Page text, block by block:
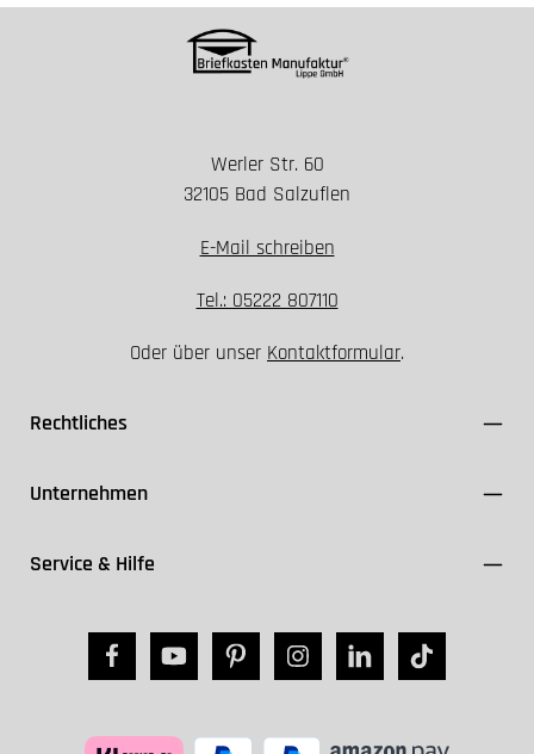
Werler Str. 60
32105 Bad Salzuflen
E-Mail schreiben
Tel.: 05222 807110
Oder über unser Kontaktformular.
Rechtliches
Unternehmen
Service & Hilfe